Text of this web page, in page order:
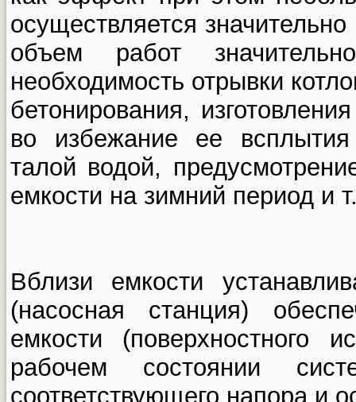
осуществляется
объем работ
необходимость отрывки
бетонирования,
во избежание ее
талой водой,
емкости на зимний период и
Вблизи емкости
(насосная станция)
емкости (поверхностного
рабочем состоянии
соответствующего напора и